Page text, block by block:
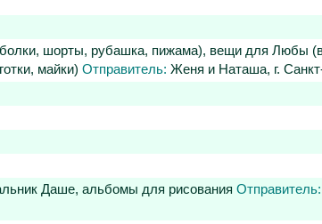
шорты, рубашка, пижама), вещи для Любы
майки) Отправитель: Женя и Наташа, г.
Даше, альбомы для рисования Отправитель: